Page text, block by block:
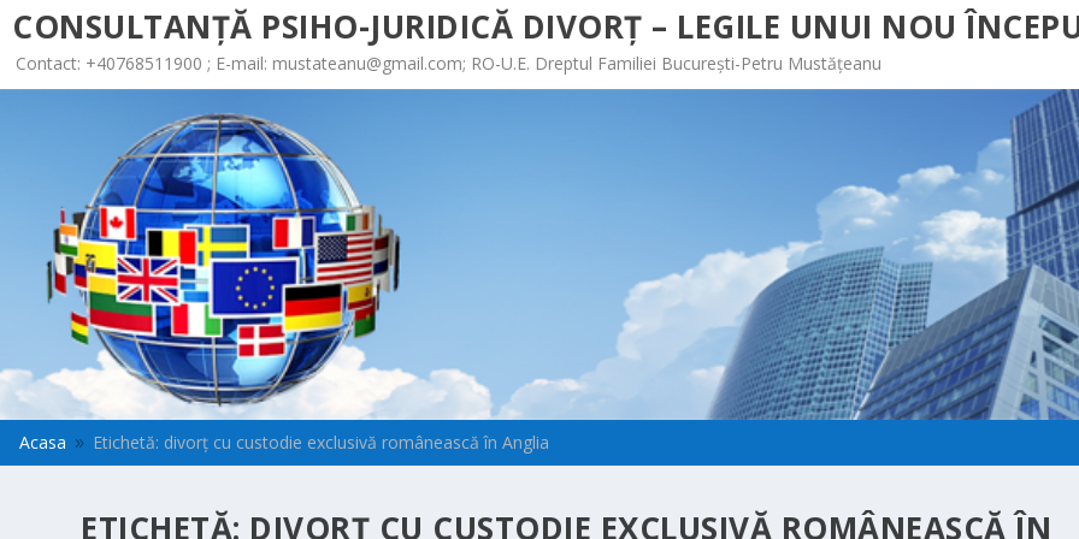
CONSULTANȚĂ PSIHO-JURIDICĂ DIVORȚ – LEGILE UNUI NOU
Contact: +40768511900 ; E-mail: mustateanu@gmail.com; RO-U.E. Dreptul Familiei București-Petru Mustățeanu
Acasa 9 Etichetă: divorț cu custodie exclusivă românească în Anglia
ETICHETĂ: DIVORȚ CU CUSTODIE EXCLUSIVĂ ROMÂNEASCĂ ÎN